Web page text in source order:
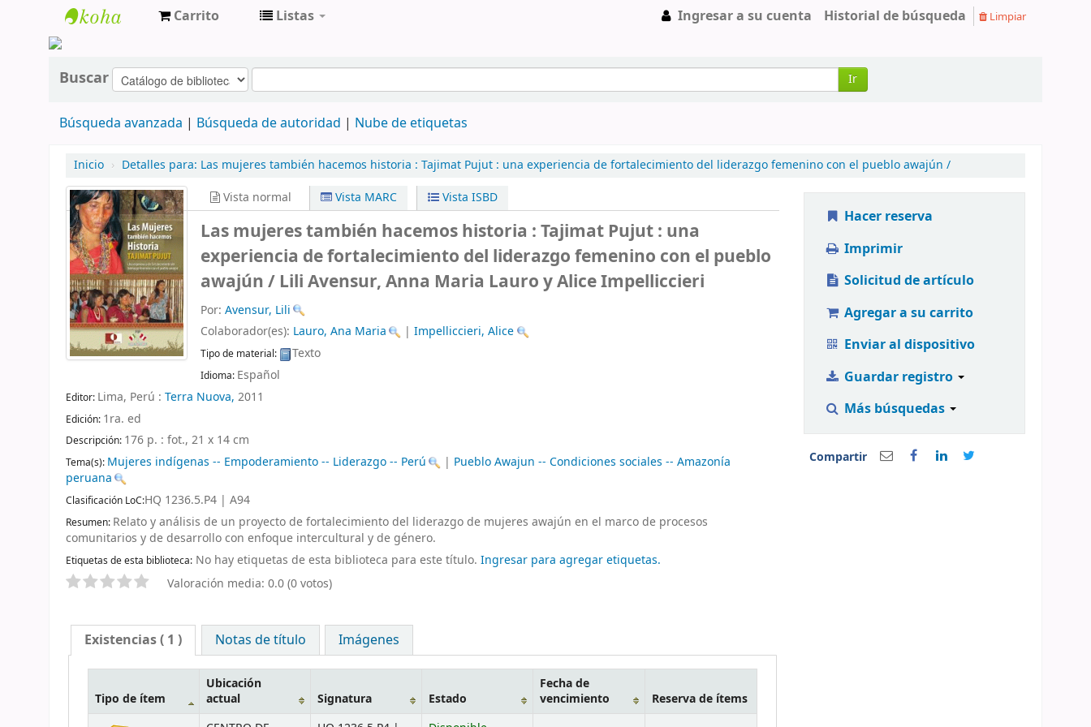
Carrito Listas Ingresar a su cuenta Historial de búsqueda Limpiar
Buscar Ir
Búsqueda avanzada Búsqueda de autoridad Nube de etiquetas
Inicio › Detalles para: Las mujeres también hacemos historia : Tajimat Pujut : una experiencia de fortalecimiento del liderazgo femenino con el pueblo awajún /
Vista normal
Vista MARC Vista ISBD
Las mujeres también hacemos historia : Tajimat Pujut : una
experiencia de fortalecimiento del liderazgo femenino con el pueblo
awajún / Lili Avensur, Anna Maria Lauro y Alice Impelliccieri
Por: Avensur, Lili
Colaborador(es): Lauro, Ana Maria |Impelliccieri, Alice
Tipo de material: Texto
Idioma: Español
Editor: Lima, Perú : Terra Nuova, 2011
Edición: 1ra. ed
Descripción: 176 p. : fot., 21 x 14 cm
Tema(s): Mujeres indígenas -- Empoderamiento -- Liderazgo -- Perú | Pueblo Awajun -- Condiciones sociales -- Amazonía
peruana
Clasificación LoC:HQ 1236.5.P4 | A94
Resumen: Relato y análisis de un proyecto de fortalecimiento del liderazgo de mujeres awajún en el marco de procesos
comunitarios y de desarrollo con enfoque intercultural y de género.
Etiquetas de esta biblioteca: No hay etiquetas de esta biblioteca para este título. Ingresar para agregar etiquetas.
Valoración media: 0.0 (0 votos)
Existencias( 1 ) Notas de título Imágenes
Tipo de ítem
Ubicación
actual
Signatura Estado
Fecha de
vencimiento
Reserva de ítems
Hacer reserva
Imprimir
Solicitud de artículo
Agregar a su carrito
Enviar al dispositivo
Guardar registro
Más búsquedas
Compartir